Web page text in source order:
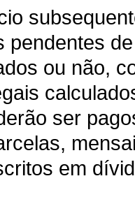
pendentes
ou não,
ser
em